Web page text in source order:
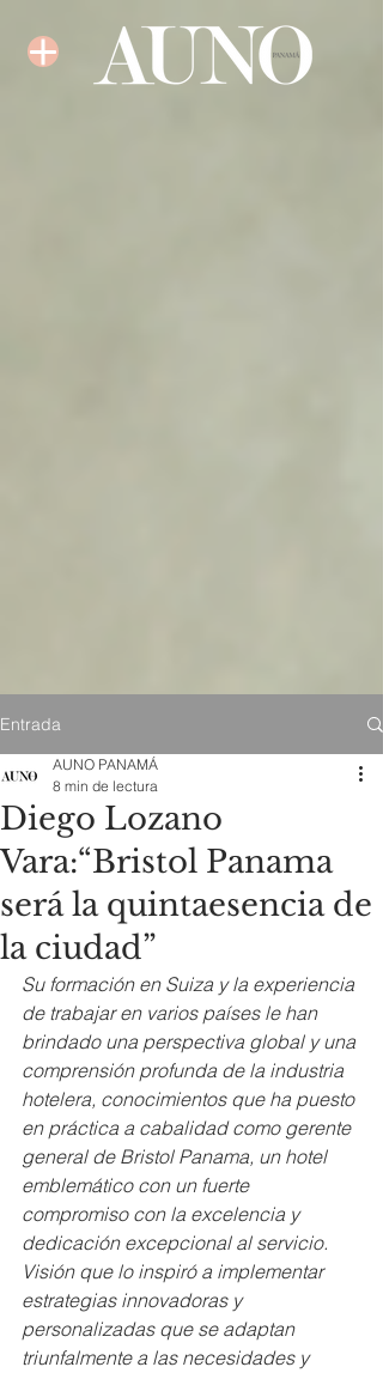
Entrada
Diego Lozano
Vara:“Bristol Panama
será la quintaesencia de
la ciudad”
AUNO PANAMÁ
8 min de lectura
Su formación en Suiza y la experiencia
de trabajar en varios países le han
brindado una perspectiva global y una
comprensión profunda de la industria
hotelera, conocimientos que ha puesto
en práctica a cabalidad como gerente
general de Bristol Panama, un hotel
emblemático con un fuerte
compromiso con la excelencia y
dedicación excepcional al servicio.
Visión que lo inspiró a implementar
estrategias innovadoras y
personalizadas que se adaptan
triunfalmente a las necesidades y